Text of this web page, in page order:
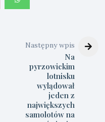
Następny wpis
Na
pyrzowickim
lotnisku
wylądował
jeden z
największych
samolotów na